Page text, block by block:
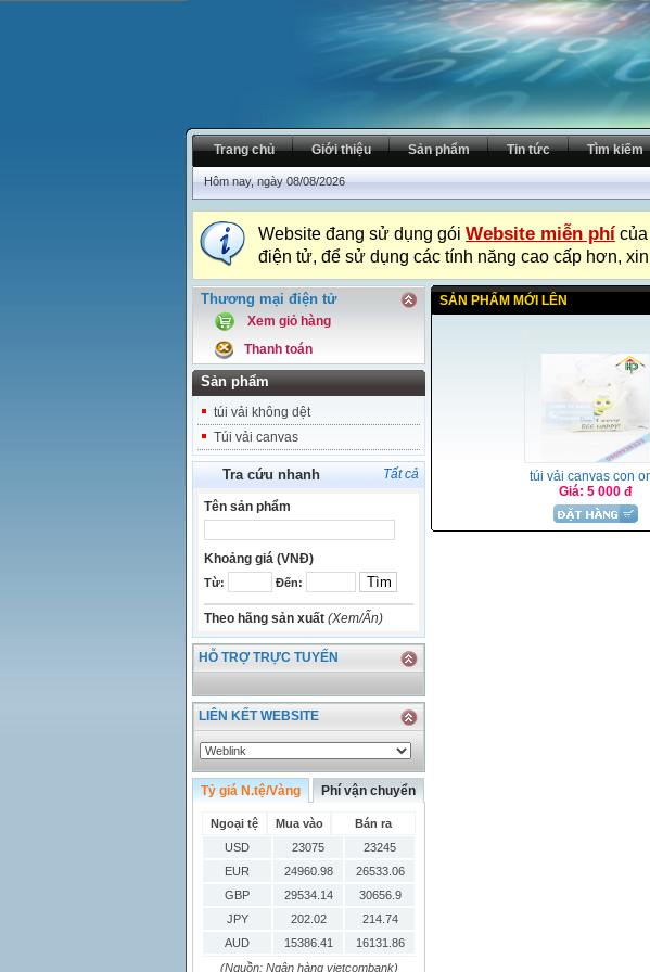
Trang chủ Giới thiệu Sản phẩm Tin tức Tìm kiếm
Hôm nay, ngày 08/08/2026
Website đang sử dụng gói Website miễn phí
điện tử, để sử dụng các tính năng cao cấp hơn,
Thương mại điện tử
Xem giỏ hàng
Thanh toán
Sản phẩm
túi vải không dệt
Túi vải canvas
Tra cứu nhanh Tất cả
Tên sản phẩm
Khoảng giá (VNĐ)
Từ: Đến:
Theo hãng sản xuất (Xem/Ẩn)
HỖ TRỢ TRỰC TUYẾN
LIÊN KẾT WEBSITE
Tỷ giá N.tệ/Vàng Phí vận chuyển
Ngoại tệ Mua vào
Bán ra
USD
23075
23245
EUR
24960.98
26533.06
GBP
29534.14
30656.9
JPY
202.02
214.74
AUD
15386.41
16131.86
HKD
2906.04
3028.6
(Nguồn: Ngân hàng vietcombank)
SẢN PHẨM MỚI LÊN
túi vải canvas con
Giá: 5 000 đ